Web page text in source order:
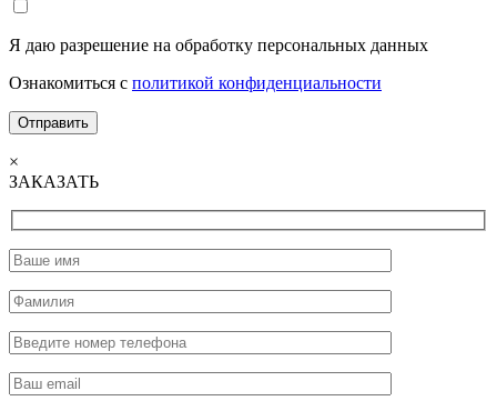
Я даю разрешение на обработку персональных данных
Ознакомиться с политикой конфиденциальности
×
ЗАКАЗАТЬ